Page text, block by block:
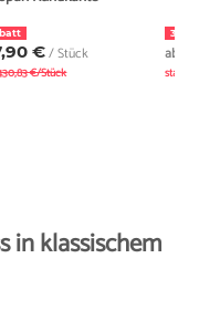
€/ Stück
€/Stück
35%
ab
statt
in klassischem